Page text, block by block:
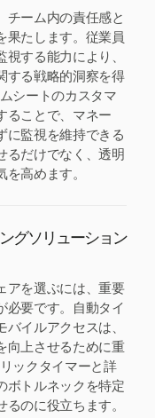
チーム内の責任感と
果たします。従業員
する能力により、
する戦略的洞察を得
シートのカスタマ
ることで、マネー
に監視を維持できる
るだけでなく、透明
高めます。
グソリューション
アを選ぶには、重要
必要です。自動タイ
イルアクセスは、
向上させるために重
ックタイマーと詳
ボトルネックを特定
のに役立ちます。